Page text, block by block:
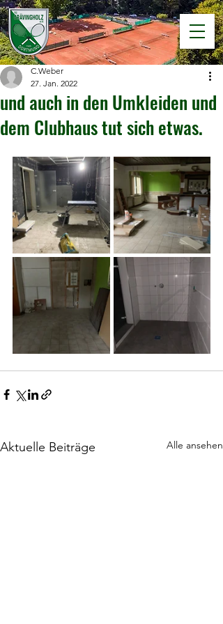
und auch in den Umkleiden und
dem Clubhaus tut sich etwas.
C.Weber
27. Jan. 2022
Aktuelle Beiträge Alle ansehen